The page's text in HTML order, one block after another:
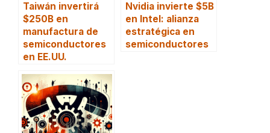
Taiwán invertirá
$250B en
manufactura de
semiconductores
en EE.UU.
Nvidia invierte $5B
en Intel: alianza
estratégica en
semiconductores